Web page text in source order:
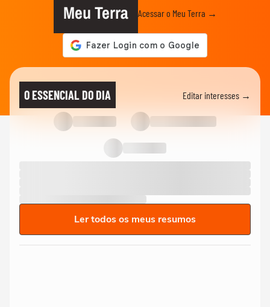
Meu Terra Acessar o Meu Terra →
O ESSENCIAL DO DIA Editar interesses →
Ler todos os meus resumos